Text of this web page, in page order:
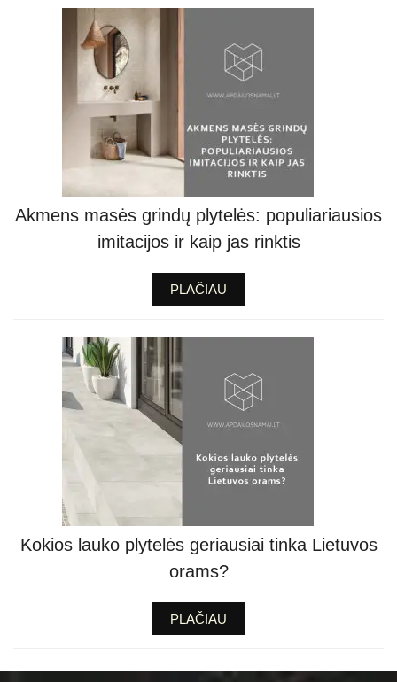
Akmens masės grindų plytelės: populiariausios
imitacijos ir kaip jas rinktis
PLAČIAU
Kokios lauko plytelės geriausiai tinka Lietuvos
orams?
PLAČIAU